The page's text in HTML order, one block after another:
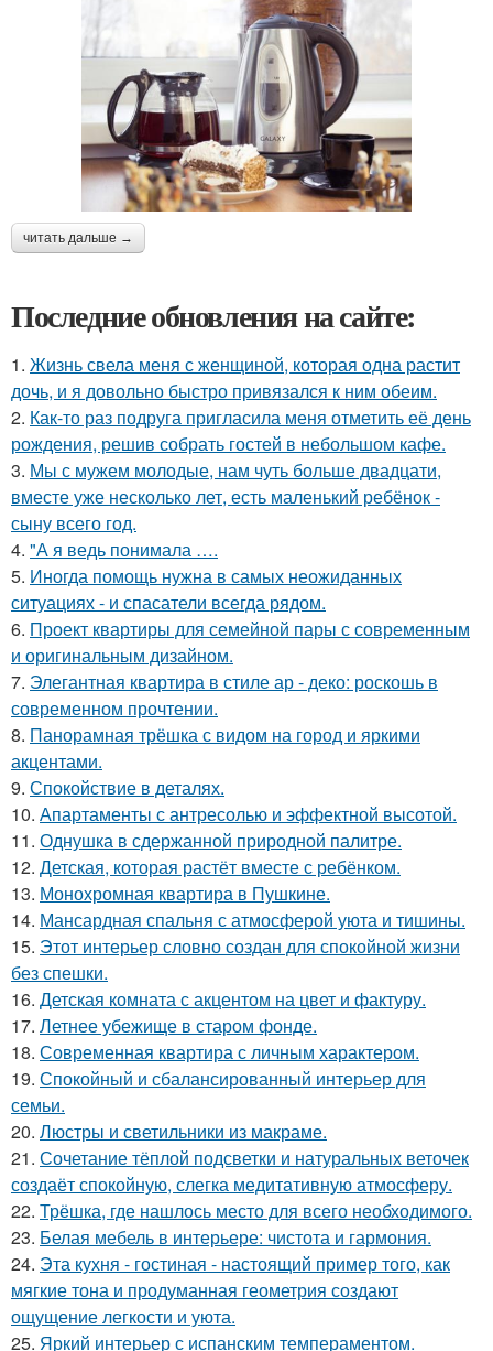
читать дальше →
Последние обновления на сайте:
1. Жизнь свела меня с женщиной, которая одна растит
дочь, и я довольно быстро привязался к ним обеим.
2. Как-то раз подруга пригласила меня отметить её день
рождения, решив собрать гостей в небольшом кафе.
3. Мы с мужем молодые, нам чуть больше двадцати,
вместе уже несколько лет, есть маленький ребёнок -
сыну всего год.
4. "А я ведь понимала ….
5. Иногда помощь нужна в самых неожиданных
ситуациях - и спасатели всегда рядом.
6. Проект квартиры для семейной пары с современным
и оригинальным дизайном.
7. Элегантная квартира в стиле ар - деко: роскошь в
современном прочтении.
8. Панорамная трёшка с видом на город и яркими
акцентами.
9. Спокойствие в деталях.
10. Апартаменты с антресолью и эффектной высотой.
11. Однушка в сдержанной природной палитре.
12. Детская, которая растёт вместе с ребёнком.
13. Монохромная квартира в Пушкине.
14. Мансардная спальня с атмосферой уюта и тишины.
15. Этот интерьер словно создан для спокойной жизни
без спешки.
16. Детская комната с акцентом на цвет и фактуру.
17. Летнее убежище в старом фонде.
18. Современная квартира с личным характером.
19. Спокойный и сбалансированный интерьер для
семьи.
20. Люстры и светильники из макраме.
21. Сочетание тёплой подсветки и натуральных веточек
создаёт спокойную, слегка медитативную атмосферу.
22. Трёшка, где нашлось место для всего необходимого.
23. Белая мебель в интерьере: чистота и гармония.
24. Эта кухня - гостиная - настоящий пример того, как
мягкие тона и продуманная геометрия создают
ощущение легкости и уюта.
25. Яркий интерьер с испанским темпераментом.